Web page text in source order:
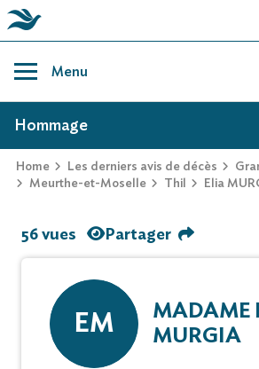
content
Menu
AVIS DE DÉCÈS DE
Home Les derniers avis de décès
Meurthe-et-Moselle
Thil Elia
Hommage
56 vues Partager
EM
MADAME
MURGIA